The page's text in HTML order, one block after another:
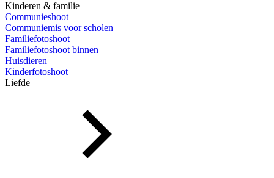
Kinderen & familie
Communieshoot
Communiemis voor scholen
Familiefotoshoot
Familiefotoshoot binnen
Huisdieren
Kinderfotoshoot
Liefde